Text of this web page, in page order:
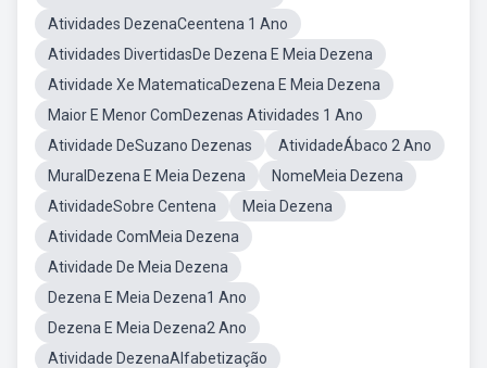
Atividades DezenaCeentena 1 Ano
Atividades DivertidasDe Dezena E Meia Dezena
Atividade Xe MatematicaDezena E Meia Dezena
Maior E Menor ComDezenas Atividades 1 Ano
Atividade DeSuzano Dezenas
AtividadeÁbaco 2 Ano
MuralDezena E Meia Dezena
NomeMeia Dezena
AtividadeSobre Centena
Meia Dezena
Atividade ComMeia Dezena
Atividade De Meia Dezena
Dezena E Meia Dezena1 Ano
Dezena E Meia Dezena2 Ano
Atividade DezenaAlfabetização